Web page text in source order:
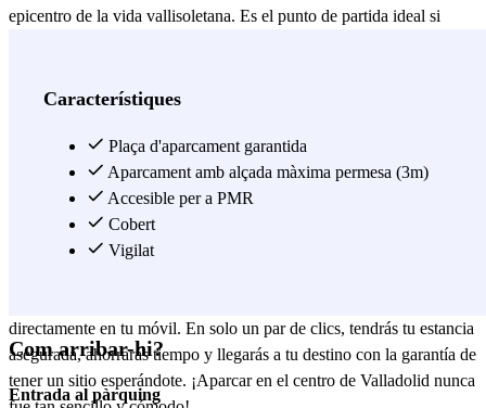
epicentro de la vida vallisoletana. Es el punto de partida ideal si
Teatro Zorrilla o el Teatro Calderón. Además, su cercanía al parque
paseo relajante tras tus gestiones. La comodidad es nuestra
prioridad. Por eso, este parking es un espacio cubierto y vigilado,
diseñado para que sientas que tu vehículo está en las mejores manos.
Ofrece acceso las 24 horas, dándote la flexibilidad total que
necesitas, ya sea para una cena que se alarga o para una reunión de
directamente en tu móvil. En solo un par de clics, tendrás tu estancia
asegurada, ahorrarás tiempo y llegarás a tu destino con la garantía de
tener un sitio esperándote. ¡Aparcar en el centro de Valladolid nunca
Característiques
Plaça d'aparcament garantida
Aparcament amb alçada màxima permesa (3m)
Accesible per a PMR
Cobert
Vigilat
Com arribar-hi?
Entrada al pàrquing